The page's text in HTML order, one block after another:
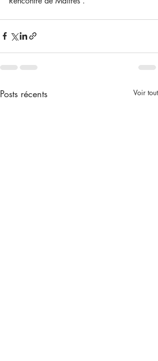
Posts récents Voir tout